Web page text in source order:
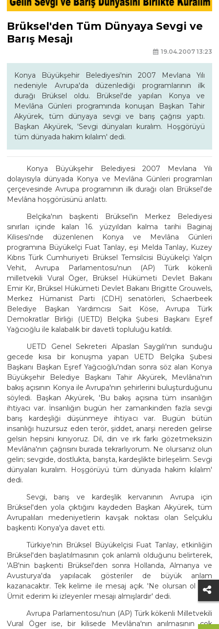
Brüksel'den Tüm Dünyaya Sevgi ve
Barış Mesajı
19.04.2007 13:23
Konya Büyükşehir Belediyesi'nin 2007 Mevlana Yılı
nedeniyle Avrupa'da düzenlediği programlarının ilk
durağı Brüksel oldu. Brüksel'de yapılan Konya ve
Mevlâna Günleri programında konuşan Başkan Tahir
Akyürek, tüm dünyaya sevgi ve barış çağrısı yaptı.
Başkan Akyürek, 'Sevgi dünyaları kuralım. Hoşgörüyü
tüm dünyada hakim kılalım' dedi.
Konya Büyükşehir Belediyesi 2007 Mevlana Yılı
dolayısıyla dünyada Konya ve Mevlâna Günleri programları
çerçevesinde Avrupa programının ilk durağı olan Brüksel'de
Mevlâna hoşgörüsünü anlattı.
Belçika'nın başkenti Brüksel'in Merkez Belediyesi
sınırları içinde kalan 16. yüzyıldan kalma tarihi Baginaj
Kilisesi'nde düzenlenen Konya ve Mevlâna Günleri
programına Büyükelçi Fuat Tanlay, eşi Melda Tanlay, Kuzey
Kıbrıs Türk Cumhuriyeti Brüksel Temsilcisi Büyükelçi Yalçın
Vehit, Avrupa Parlamentosu'nun (AP) Türk kökenli
milletvekili Vural Öger, Brüksel Hükümeti Devlet Bakanı
Emir Kır, Brüksel Hükümeti Devlet Bakanı Brigitte Grouwels,
Merkez Hümanist Parti (CDH) senatörleri, Schaerbeek
Belediye Başkan Yardımcısı Sait Köse, Avrupa Türk
Demokratlar Birliği (UETD) Belçika Şubesi Başkanı Eşref
Yağcıoğlu ile kalabalık bir davetli topluluğu katıldı.
UETD Genel Sekreteri Alpaslan Saygılı'nın sunduğu
gecede kısa bir konuşma yapan UETD Belçika Şubesi
Başkanı Başkan Eşref Yağcıoğlu'ndan sonra söz alan Konya
Büyükşehir Belediye Başkanı Tahir Akyürek, Mevlâna'nın
bakış açısının Konya ile Avrupa'nın şehirlerini buluşturduğunu
söyledi. Başkan Akyürek, 'Bu bakış açısına tüm insanlığın
ihtiyacı var. İnsanlığın bugün her zamankinden fazla sevgi
barış kardeşliği düşünmeye ihtiyacı var. Bugün bütün
insanlığı huzursuz eden terör, şiddet, anarşi nereden gelirse
gelsin hepsini kınıyoruz. Dil, din ve ırk farkı gözetmeksizin
Mevlâna'nın çağrısını burada tekrarlıyorum. Ne olursanız olun
gelin; sevgide, dostlukta, barışta, kardeşlikte birleşelim. Sevgi
dünyaları kuralım. Hoşgörüyü tüm dünyada hakim kılalım'
dedi.
Sevgi, barış ve kardeşlik kervanının Avrupa için
Brüksel'den yola çıktığını kaydeden Başkan Akyürek, tüm
Avrupalıları medeniyetlerin kavşak noktası olan Selçuklu
başkenti Konya'ya davet etti.
Türkiye'nin Brüksel Büyükelçisi Fuat Tanlay, etkinliğin
Brüksel'den başlatılmasının çok anlamlı olduğunu belirterek,
'AB'nin başkenti Brüksel'den sonra Hollanda, Almanya ve
Avusturya'da yapılacak gösteriler de büyük anlam
kazanacaktır. Tek kelime ile mesaj açık. 'Ne olursan ol gel.'
Ümit ederim ki izleyenler mesajı almışlardır' dedi.
Avrupa Parlamentosu'nun (AP) Türk kökenli Milletvekili
Vural Öger ise, bir kilisede Mevlâna'nın anılmasının çok